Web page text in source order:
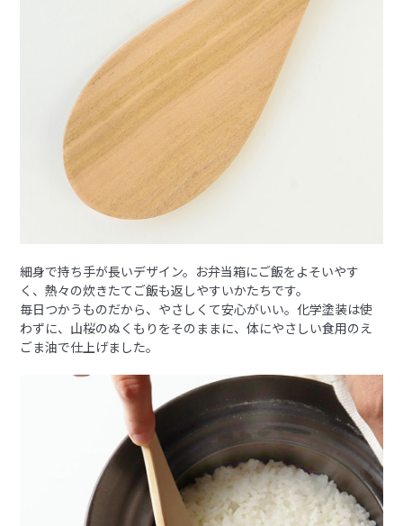
細身で持ち手が長いデザイン。お弁当箱にご飯をよそいやす
く、熱々の炊きたてご飯も返しやすいかたちです。
毎日つかうものだから、やさしくて安心がいい。化学塗装は使
わずに、山桜のぬくもりをそのままに、体にやさしい食用のえ
ごま油で仕上げました。